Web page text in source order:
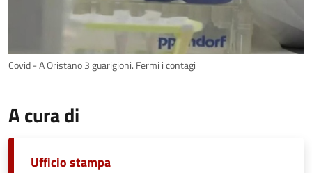
Covid - A Oristano 3 guarigioni. Fermi i contagi
A cura di
Ufficio stampa